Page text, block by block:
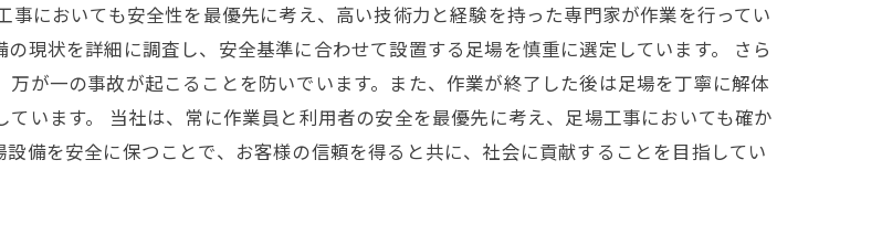
においても安全性を最優先に考え、高い技術力と経験を持った専門家が作業を行ってい
現状を詳細に調査し、安全基準に合わせて設置する足場を慎重に選定しています。 さら
が一の事故が起こることを防いでいます。また、作業が終了した後は足場を丁寧に解体
います。 当社は、常に作業員と利用者の安全を最優先に考え、足場工事においても確か
備を安全に保つことで、お客様の信頼を得ると共に、社会に貢献することを目指してい